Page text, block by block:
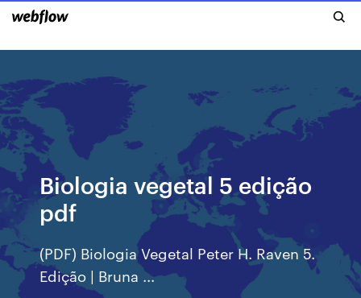
Biologia vegetal 5 edição
pdf
(PDF) Biologia Vegetal Peter H. Raven 5.
Edição | Bruna ...